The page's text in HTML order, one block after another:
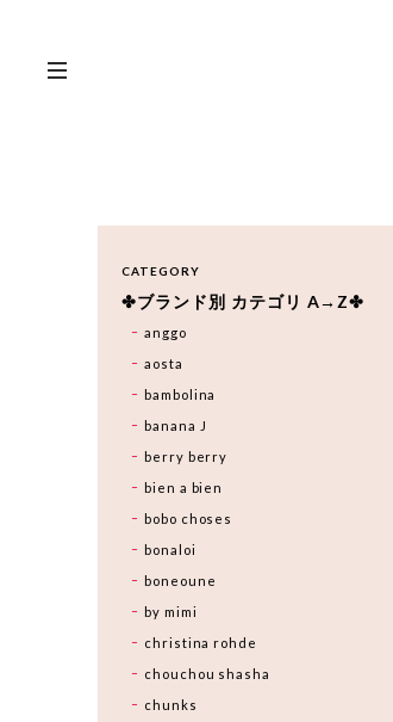
CATEGORY
✤ブランド別 カテゴリ A→Z✤
anggo
aosta
bambolina
banana J
berry berry
bien a bien
bobo choses
bonaloi
boneoune
by mimi
christina rohde
chouchou shasha
chunks